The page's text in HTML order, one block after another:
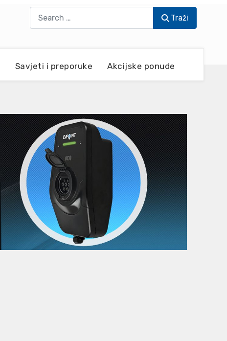
Traži
Savjeti i preporuke Akcijske ponude